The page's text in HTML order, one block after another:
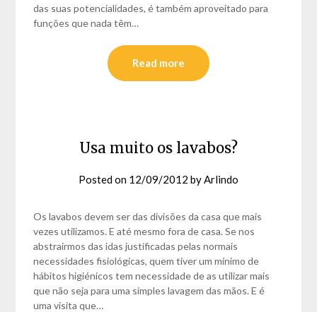
das suas potencialidades, é também aproveitado para
funções que nada têm…
Read more
Usa muito os lavabos?
Posted on 12/09/2012 byArlindo
Os lavabos devem ser das divisões da casa que mais
vezes utilizamos. E até mesmo fora de casa. Se nos
abstrairmos das idas justificadas pelas normais
necessidades fisiológicas, quem tiver um mínimo de
hábitos higiénicos tem necessidade de as utilizar mais
que não seja para uma simples lavagem das mãos. E é
uma visita que…